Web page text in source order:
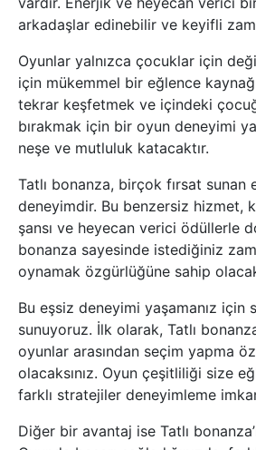
arkadaşlar edinebilir ve keyifli
Oyunlar yalnızca çocuklar için
için mükemmel bir eğlence
tekrar keşfetmek ve içindeki
bırakmak için bir oyun deneyimi
neşe ve mutluluk katacaktır.
Tatlı bonanza, birçok fırsat sunan
deneyimdir. Bu benzersiz hizmet,
şansı ve heyecan verici ödüllerle
bonanza sayesinde istediğiniz
oynamak özgürlüğüne sahip
Bu eşsiz deneyimi yaşamanız için
sunuyoruz. İlk olarak, Tatlı
oyunlar arasından seçim yapma
olacaksınız. Oyun çeşitliliği size
farklı stratejiler deneyimleme
Diğer bir avantaj ise Tatlı